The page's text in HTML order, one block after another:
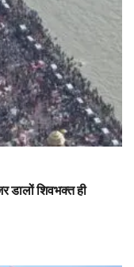
डालों शिवभक्त ही